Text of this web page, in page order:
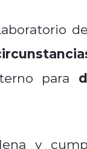
para
y